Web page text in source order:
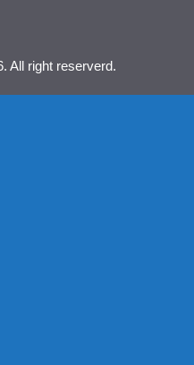
All right reserverd.